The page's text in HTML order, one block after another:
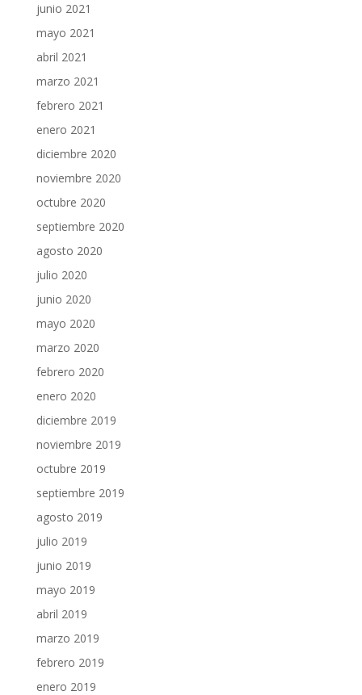
junio 2021
mayo 2021
abril 2021
marzo 2021
febrero 2021
enero 2021
diciembre 2020
noviembre 2020
octubre 2020
septiembre 2020
agosto 2020
julio 2020
junio 2020
mayo 2020
marzo 2020
febrero 2020
enero 2020
diciembre 2019
noviembre 2019
octubre 2019
septiembre 2019
agosto 2019
julio 2019
junio 2019
mayo 2019
abril 2019
marzo 2019
febrero 2019
enero 2019